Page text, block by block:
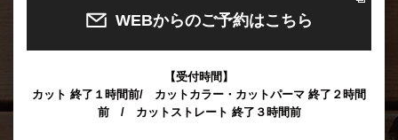
WEBからのご予約はこちら
【受付時間】
カット 終了１時間前/ カットカラー・カットパーマ 終了２時間
前 / カットストレート 終了３時間前